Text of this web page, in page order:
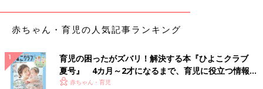
赤ちゃん・育児の人気記事ランキング
育児の困ったがズバリ！解決する本『ひよこクラブ
夏号』 4カ月～2才になるまで、育児に役立つ情報が
いっぱい！
赤ちゃん・育児